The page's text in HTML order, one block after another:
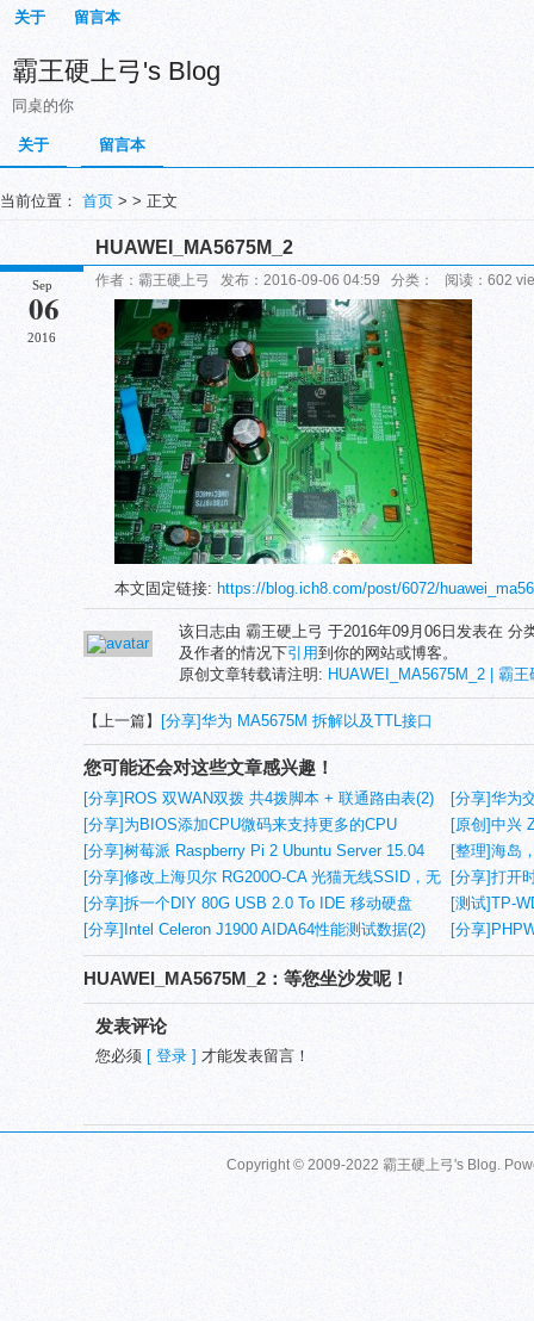
关于 留言本
霸王硬上弓's Blog
同桌的你
关于 留言本
当前位置： 首页 > > 正文
HUAWEI_MA5675M_2
Sep
06
2016
作者：霸王硬上弓 发布：2016-09-06 04:59 分类： 阅读：602
本文固定链接: https://blog.ich8.com/post/6072/
该日志由 霸王硬上弓 于2016年09月06日发表在 分
及作者的情况下引用到你的网站或博客。
原创文章转载请注明: HUAWEI_MA5675M_2 | 霸
【上一篇】 [分享]华为 MA5675M 拆解以及TTL接口
您可能还会对这些文章感兴趣！
[分享]ROS 双WAN双拨 共4拨脚本 + 联通路由表(2)
[分享]华为
[分享]为BIOS添加CPU微码来支持更多的CPU
[原创]中兴
[分享]树莓派 Raspberry Pi 2 Ubuntu Server 15.04
镜像文件(3)
[整理]海岛
[分享]修改上海贝尔 RG200O-CA 光猫无线SSID，无
线密码，MAC地址，设备序号和设备名称(6)
[分享]打开
[分享]拆一个DIY 80G USB 2.0 To IDE 移动硬盘
[测试]TP-
[分享]Intel Celeron J1900 AIDA64性能测试数据(2)
[分享
法
HUAWEI_MA5675M_2：等您坐沙发呢！
发表评论
您必须 [ 登录 ] 才能发表留言！
Copyright © 2009-2022 霸王硬上弓's Blog.